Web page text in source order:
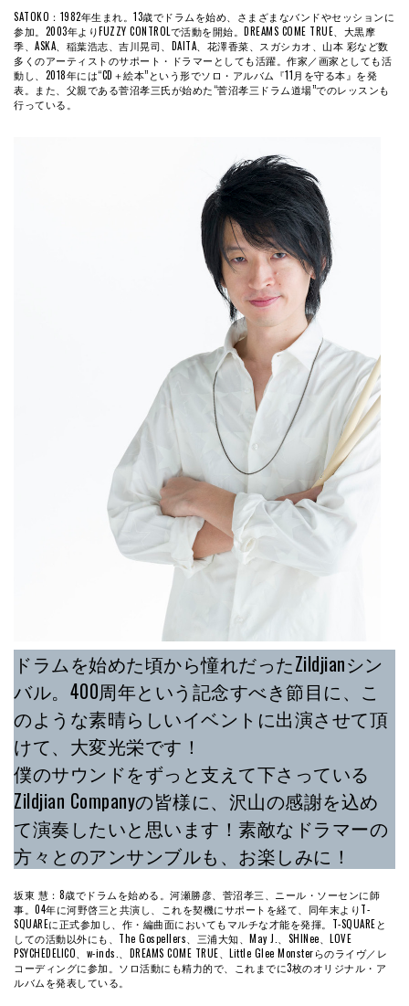
SATOKO：1982年生まれ。13歳でドラムを始め、さまざまなバンドやセッションに
参加。2003年よりFUZZY CONTROLで活動を開始。DREAMS COME TRUE、大黒摩
季、ASKA、稲葉浩志、吉川晃司、DAITA、花澤香菜、スガシカオ、山本 彩など数
多くのアーティストのサポート・ドラマーとしても活躍。作家／画家としても活
動し、2018年には“CD＋絵本”という形でソロ・アルバム『11月を守る本』を発
表。また、父親である菅沼孝三氏が始めた“菅沼孝三ドラム道場”でのレッスンも
行っている。
ドラムを始めた頃から憧れだったZildjianシン
バル。400周年という記念すべき節目に、こ
のような素晴らしいイベントに出演させて頂
けて、大変光栄です！
僕のサウンドをずっと支えて下さっている
Zildjian Companyの皆様に、沢山の感謝を込め
て演奏したいと思います！素敵なドラマーの
方々とのアンサンブルも、お楽しみに！
坂東 慧：8歳でドラムを始める。河瀬勝彦、菅沼孝三、ニール・ソーセンに師
事。04年に河野啓三と共演し、これを契機にサポートを経て、同年末よりT-
SQUAREに正式参加し、作・編曲面においてもマルチな才能を発揮。T-SQUAREと
しての活動以外にも、The Gospellers、三浦大知、May J.、SHINee、LOVE
PSYCHEDELICO、w-inds.、DREAMS COME TRUE、Little Glee Monsterらのライヴ／レ
コーディングに参加。ソロ活動にも精力的で、これまでに3枚のオリジナル・ア
ルバムを発表している。